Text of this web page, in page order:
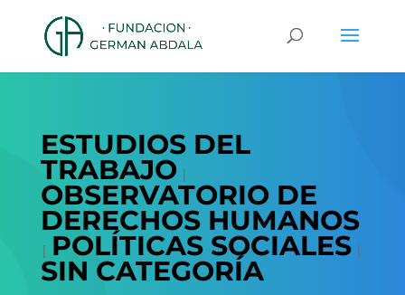
ESTUDIOS DEL
TRABAJO|
OBSERVATORIO DE
DERECHOS HUMANOS
| POLÍTICAS SOCIALES|
SIN CATEGORÍA